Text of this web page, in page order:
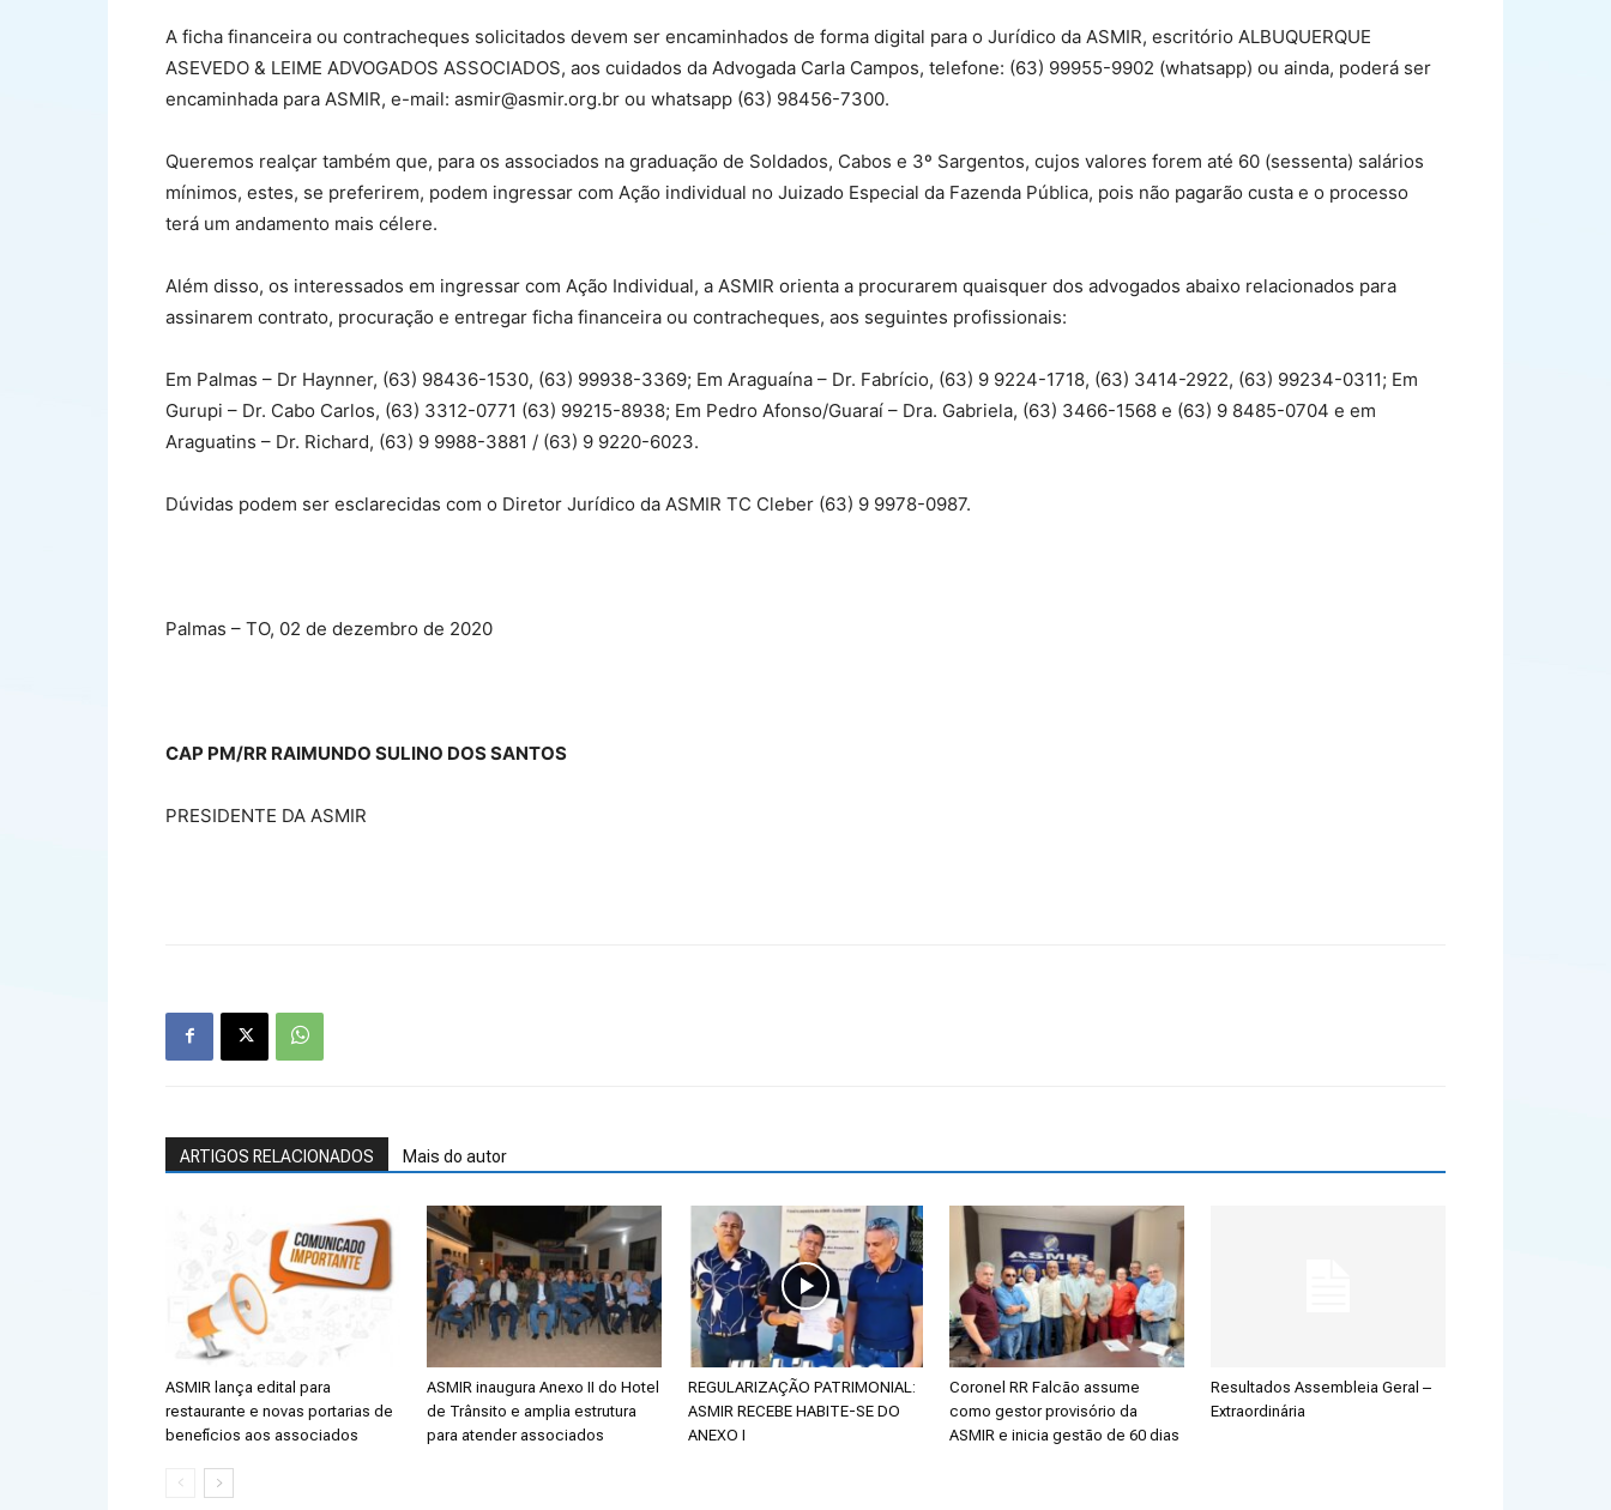
A ficha financeira ou contracheques solicitados devem ser encaminhados de forma digital para o Jurídico da ASMIR, escritório ALBUQUERQUE
ASEVEDO & LEIME ADVOGADOS ASSOCIADOS, aos cuidados da Advogada Carla Campos, telefone: (63) 99955-9902 (whatsapp) ou ainda, poderá ser
encaminhada para ASMIR, e-mail: asmir@asmir.org.br ou whatsapp (63) 98456-7300.
Queremos realçar também que, para os associados na graduação de Soldados, Cabos e 3º Sargentos, cujos valores forem até 60 (sessenta) salários
mínimos, estes, se preferirem, podem ingressar com Ação individual no Juizado Especial da Fazenda Pública, pois não pagarão custa e o processo
terá um andamento mais célere.
Além disso, os interessados em ingressar com Ação Individual, a ASMIR orienta a procurarem quaisquer dos advogados abaixo relacionados para
assinarem contrato, procuração e entregar ficha financeira ou contracheques, aos seguintes profissionais:
Em Palmas – Dr Haynner, (63) 98436-1530, (63) 99938-3369; Em Araguaína – Dr. Fabrício, (63) 9 9224-1718, (63) 3414-2922, (63) 99234-0311; Em
Gurupi – Dr. Cabo Carlos, (63) 3312-0771 (63) 99215-8938; Em Pedro Afonso/Guaraí – Dra. Gabriela, (63) 3466-1568 e (63) 9 8485-0704 e em
Araguatins – Dr. Richard, (63) 9 9988-3881 / (63) 9 9220-6023.
Dúvidas podem ser esclarecidas com o Diretor Jurídico da ASMIR TC Cleber (63) 9 9978-0987.
Palmas – TO, 02 de dezembro de 2020
CAP PM/RR RAIMUNDO SULINO DOS SANTOS
PRESIDENTE DA ASMIR
ARTIGOS RELACIONADOS Mais do autor
ASMIR lança edital para
restaurante e novas portarias de
benefícios aos associados
ASMIR inaugura Anexo II do Hotel
de Trânsito e amplia estrutura
para atender associados
REGULARIZAÇÃO PATRIMONIAL:
ASMIR RECEBE HABITE-SE DO
ANEXO I
Coronel RR Falcão assume
como gestor provisório da
ASMIR e inicia gestão de 60 dias
Resultados Assembleia Geral –
Extraordinária